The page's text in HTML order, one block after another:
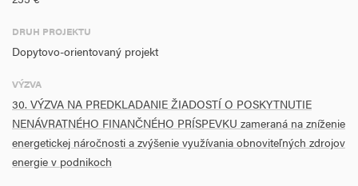
-
-
DRUH PROJEKTU
Dopytovo-orientovaný projekt
VÝZVA
30. VÝZVA NA PREDKLADANIE ŽIADOSTÍ O POSKYTNUTIE
NENÁVRATNÉHO FINANČNÉHO PRÍSPEVKU zameraná na zníženie
energetickej náročnosti a zvýšenie využívania obnoviteľných zdrojov
energie v podnikoch